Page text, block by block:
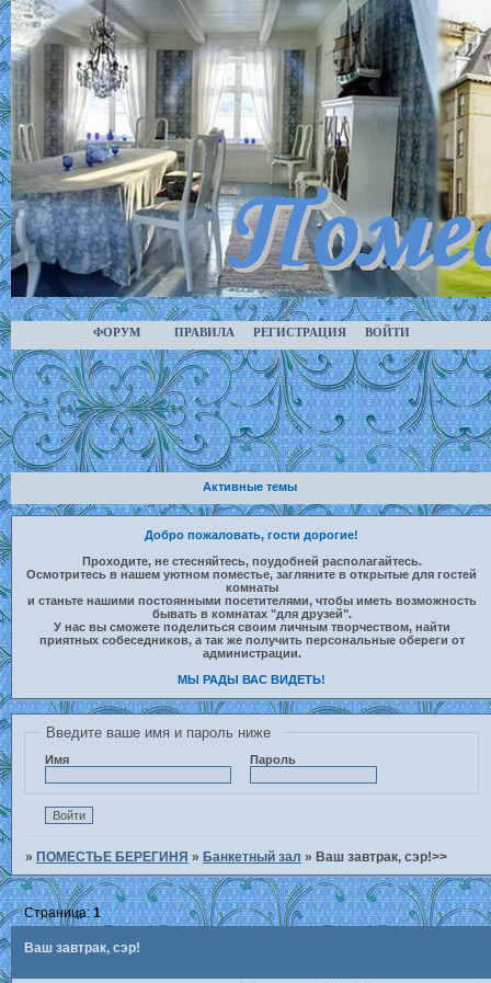
ФОРУМ ПРАВИЛА РЕГИСТРАЦИЯ ВОЙТИ
Активные темы
Добро пожаловать, гости дорогие!
Проходите, не стесняйтесь, поудобней располагайтесь.
Осмотритесь в нашем уютном поместье, загляните в открытые для гостей
комнаты
и станьте нашими постоянными посетителями, чтобы иметь возможность
бывать в комнатах "для друзей".
У нас вы сможете поделиться своим личным творчеством, найти
приятных собеседников, а так же получить персональные обереги от
администрации.
МЫ РАДЫ ВАС ВИДЕТЬ!
Введите ваше имя и пароль ниже
Имя Пароль
»ПОМЕСТЬЕ БЕРЕГИНЯ »Банкетный зал »Ваш завтрак, сэр!>>
Ваш завтрак, сэр!
Страница:1